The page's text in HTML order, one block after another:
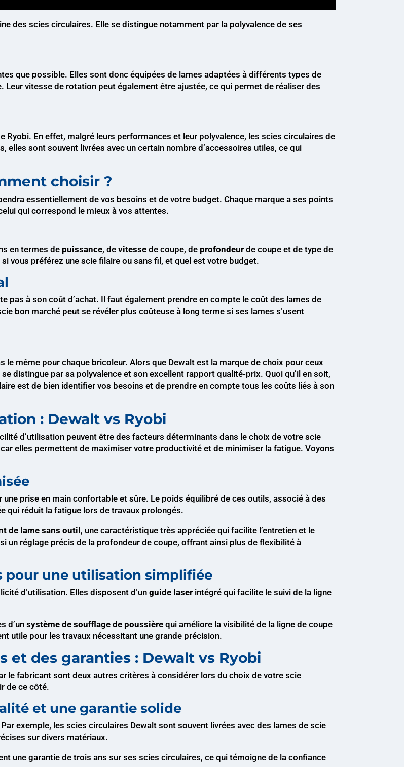
des scies circulaires. Elle se distingue notamment par la polyvalence de ses
que possible. Elles sont donc équipées de lames adaptées à différents types de
vitesse de rotation peut également être ajustée, ce qui permet de réaliser des
Ryobi. En effet, malgré leurs performances et leur polyvalence, les scies circulaires de
elles sont souvent livrées avec un certain nombre d’accessoires utiles, ce qui
choisir ?
essentiellement de vos besoins et de votre budget. Chaque marque a ses points
qui correspond le mieux à vos attentes.
en termes de puissance, devitesse de coupe, de profondeur de coupe et de type de
vous préférez une scie filaire ou sans fil, et quel est votre budget.
pas à son coût d’achat. Il faut également prendre en compte le coût des lames de
bon marché peut se révéler plus coûteuse à long terme si ses lames s’usent
le même pour chaque bricoleur. Alors que Dewalt est la marque de choix pour ceux
distingue par sa polyvalence et son excellent rapport qualité-prix. Quoi qu’il en soit,
est de bien identifier vos besoins et de prendre en compte tous les coûts liés à son
: Dewalt vs Ryobi
d’utilisation peuvent être des facteurs déterminants dans le choix de votre scie
elles permettent de maximiser votre productivité et de minimiser la fatigue. Voyons
prise en main confortable et sûre. Le poids équilibré de ces outils, associé à des
qui réduit la fatigue lors de travaux prolongés.
de lame sans outil, une caractéristique très appréciée qui facilite l’entretien et le
un réglage précis de la profondeur de coupe, offrant ainsi plus de flexibilité à
pour une utilisation simplifiée
d’utilisation. Elles disposent d’unguide laser intégré qui facilite le suivi de la ligne
d’unsystème de soufflage de poussière qui améliore la visibilité de la ligne de coupe
utile pour les travaux nécessitant une grande précision.
et des garanties : Dewalt vs Ryobi
le fabricant sont deux autres critères à considérer lors du choix de votre scie
de ce côté.
et une garantie solide
exemple, les scies circulaires Dewalt sont souvent livrées avec des lames de scie
sur divers matériaux.
une garantie de trois ans sur ses scies circulaires, ce qui témoigne de la confiance